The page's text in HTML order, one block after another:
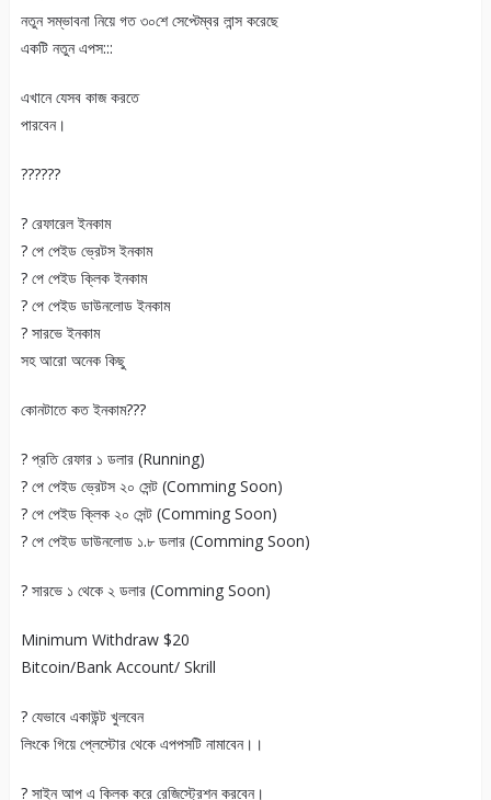
নতুন সম্ভাবনা নিয়ে গত ৩০শে সেপ্টেম্বর লান্স করেছে
একটি নতুন এপস:::
এখানে যেসব কাজ করতে
পারবেন।
??????
? রেফারেল ইনকাম
? পে পেইড ভ্রেটস ইনকাম
? পে পেইড ক্লিক ইনকাম
? পে পেইড ডাউনলোড ইনকাম
? সারভে ইনকাম
সহ আরো অনেক কিছু
কোনটাতে কত ইনকাম???
? প্রতি রেফার ১ ডলার (Running)
? পে পেইড ভ্রেটস ২০ সেন্ট (Comming Soon)
? পে পেইড ক্লিক ২০ সেন্ট (Comming Soon)
? পে পেইড ডাউনলোড ১.৮ ডলার (Comming Soon)
? সারভে ১ থেকে ২ ডলার (Comming Soon)
Minimum Withdraw $20
Bitcoin/Bank Account/ Skrill
? যেভাবে একাউন্ট খুলবেন
লিংকে গিয়ে প্লেস্টোর থেকে এপপসটি নামাবেন।।
? সাইন আপ এ ক্লিক করে রেজিস্ট্রেশন করবেন।